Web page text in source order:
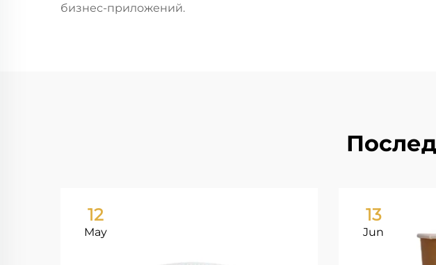
бизнес-приложений.
12
May
13
Jun